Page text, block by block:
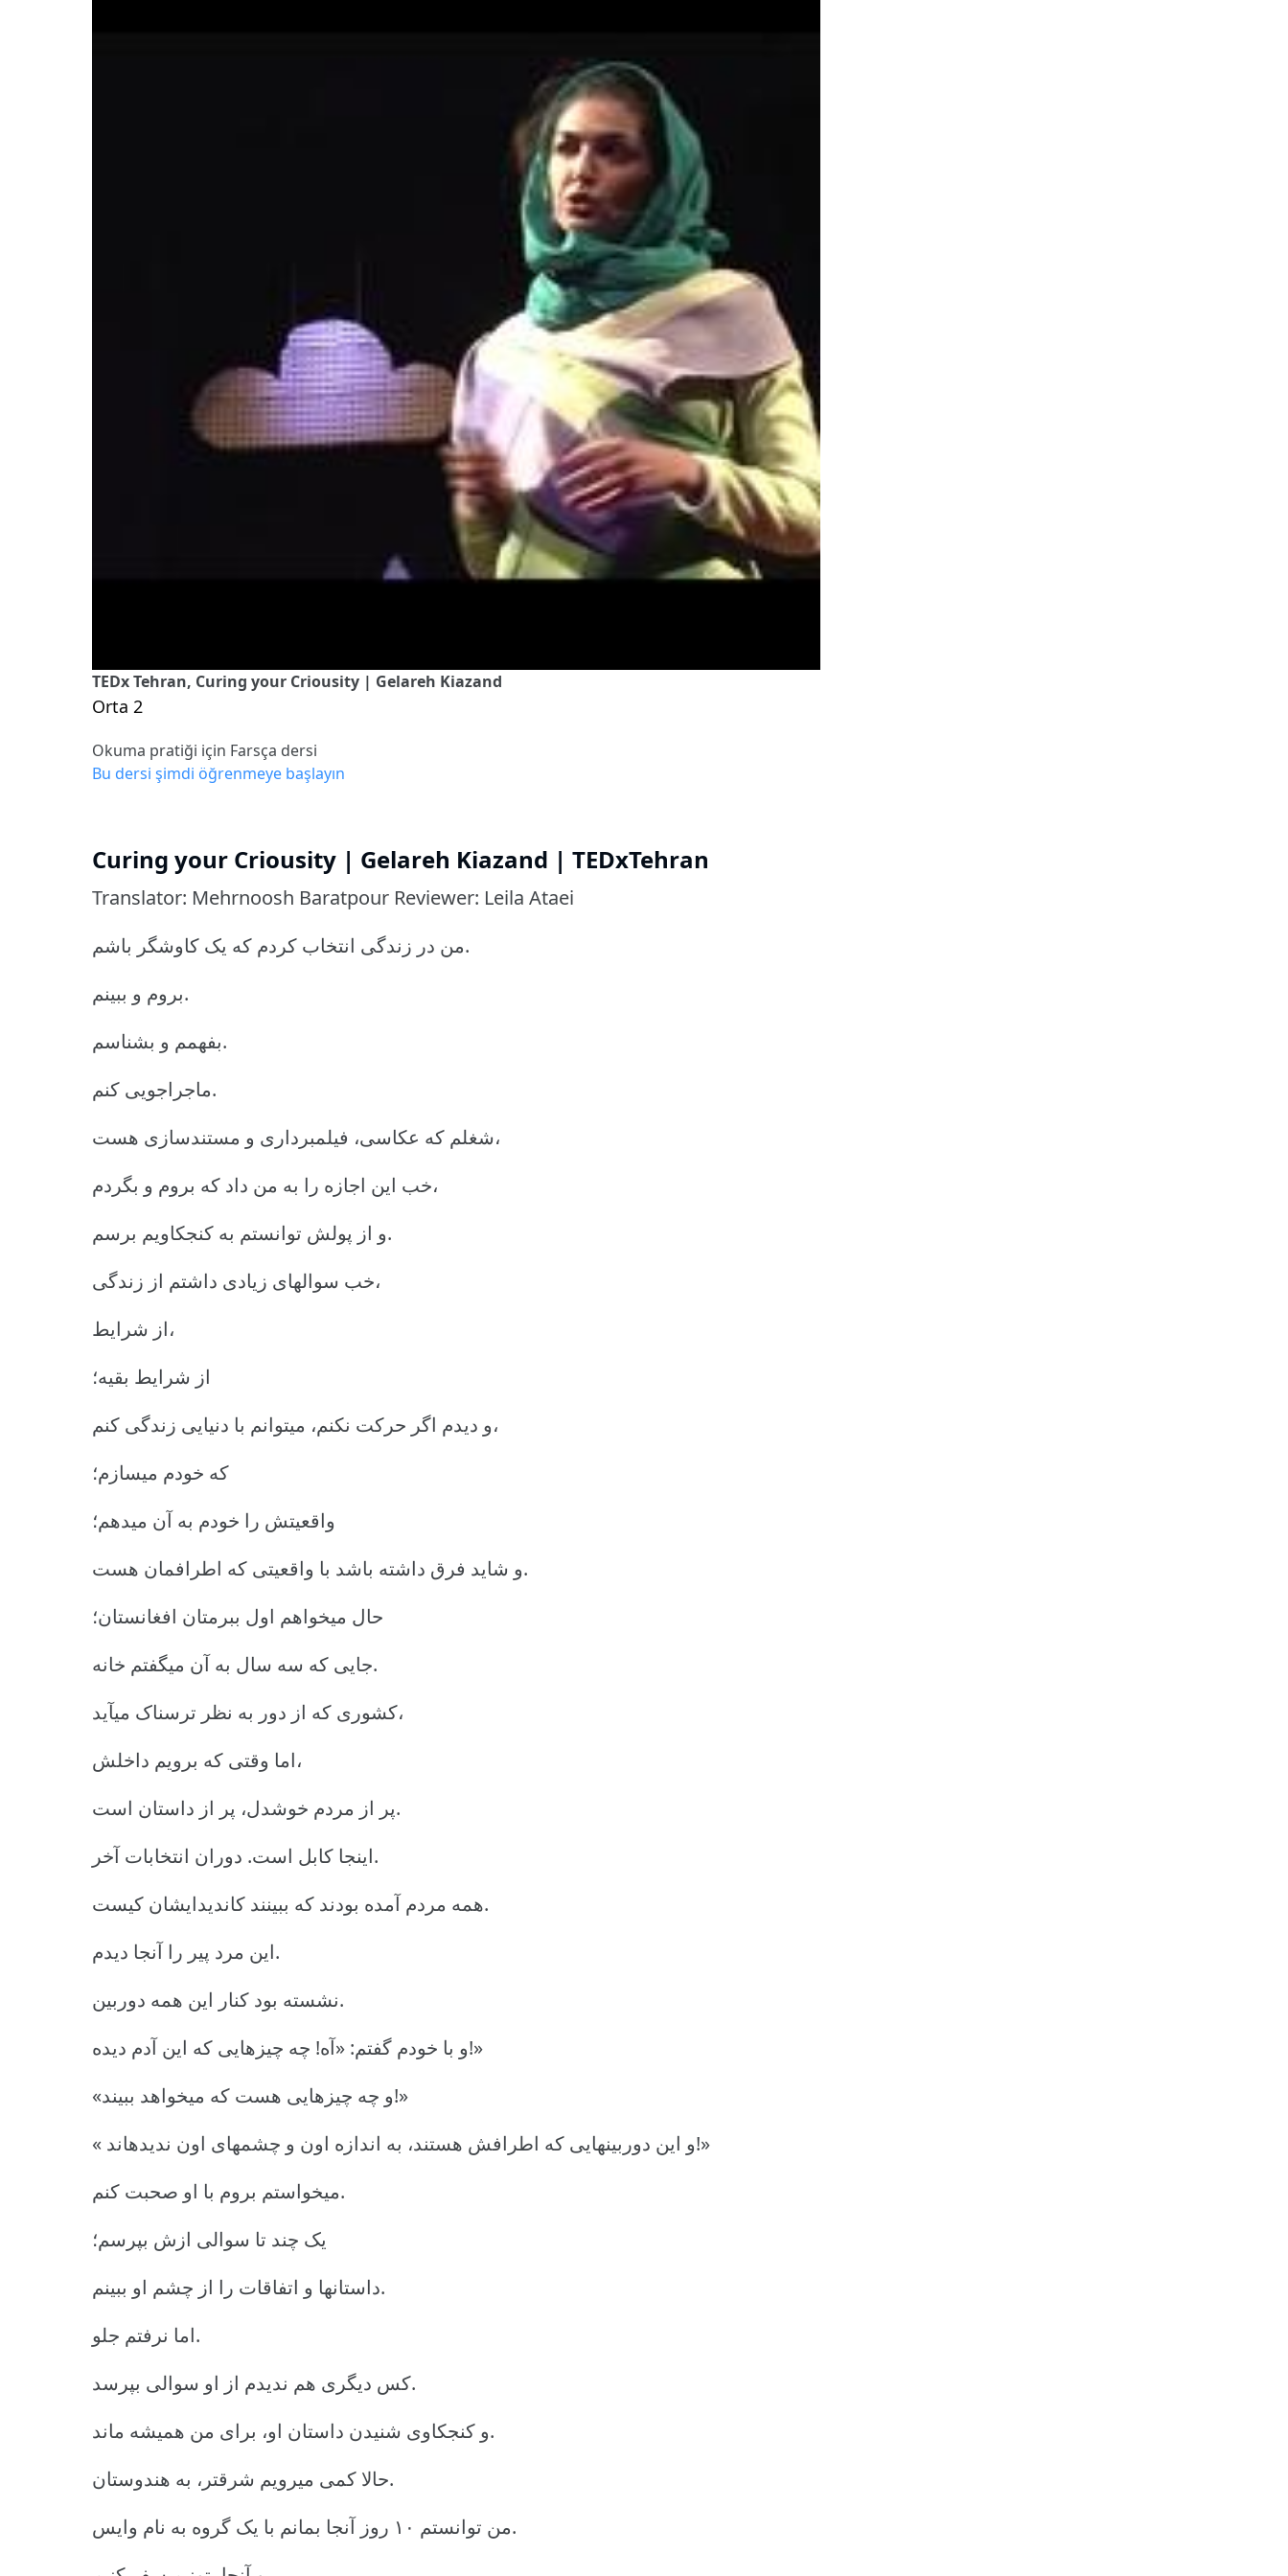
TEDx Tehran, Curing your Criousity | Gelareh Kiazand
Orta 2
Okuma pratiği için Farsça dersi
Bu dersi şimdi öğrenmeye başlayın
Curing your Criousity | Gelareh Kiazand | TEDxTehran
Translator: Mehrnoosh Baratpour Reviewer: Leila Ataei
من در زندگی انتخاب کردم که یک کاوشگر باشم.
بروم و ببینم.
بفهمم و بشناسم.
ماجراجویی کنم.
شغلم که عکاسی، فیلمبرداری و مستندسازی هست،
خب این اجازه را به من داد که بروم و بگردم،
و از پولش توانستم به کنجکاویم برسم.
خب سوالهای زیادی داشتم از زندگی،
از شرایط،
از شرایط بقیه؛
و دیدم اگر حرکت نکنم، میتوانم با دنیایی زندگی کنم،
که خودم میسازم؛
واقعیتش را خودم به آن میدهم؛
و شاید فرق داشته باشد با واقعیتی که اطرافمان هست.
حال میخواهم اول ببرمتان افغانستان؛
جایی که سه سال به آن میگفتم خانه.
کشوری که از دور به نظر ترسناک میآید،
اما وقتی که برویم داخلش،
پر از مردم خوشدل، پر از داستان است.
اینجا کابل است. دوران انتخابات آخر.
همه مردم آمده بودند که ببینند کاندیدایشان کیست.
این مرد پیر را آنجا دیدم.
نشسته بود کنار این همه دوربین.
و با خودم گفتم: «آه! چه چیزهایی که این آدم دیده!»
«و چه چیزهایی هست که میخواهد ببیند!»
« و این دوربینهایی که اطرافش هستند، به اندازه اون و چشمهای اون ندیدهاند!»
میخواستم بروم با او صحبت کنم.
یک چند تا سوالی ازش بپرسم؛
داستانها و اتفاقات را از چشم او ببینم.
اما نرفتم جلو.
کس دیگری هم ندیدم از او سوالی بپرسد.
و کنجکاوی شنیدن داستان او، برای من همیشه ماند.
حالا کمی میرویم شرقتر، به هندوستان.
من توانستم ۱۰ روز آنجا بمانم با یک گروه به نام وایس.